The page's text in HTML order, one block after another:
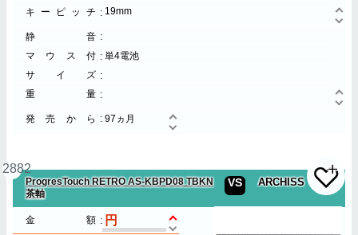
キーピッチ
19mm
静音
マウス付
単4電池
サイズ
重量
発売から 97ヵ月
2882
ProgresTouch RETRO AS-KBPD08 TBKN
茶軸
VS ARCHISS
金額